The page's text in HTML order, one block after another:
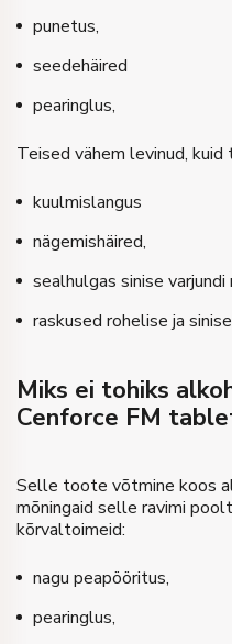
punetus,
seedehäired
pearinglus,
Teised vähem levinud,
kuulmislangus
nägemishäired,
sealhulgas sinise
raskused rohelise ja
Miks ei tohiks
Cenforce FM
Selle toote võtmine koos
mõningaid selle ravimi
kõrvaltoimeid:
nagu peapööritus,
pearinglus,